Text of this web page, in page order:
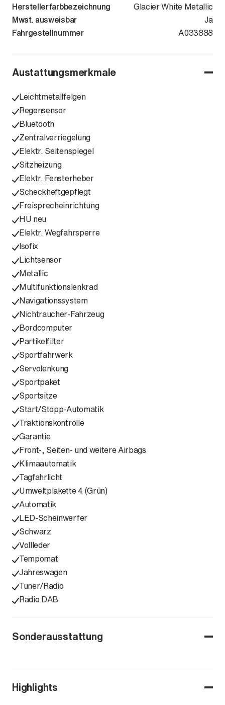
Herstellerfarbbezeichnung
Glacier White Metallic
Mwst. ausweisbar
Ja
Fahrgestellnummer
WAUZZZGA1SA033888
Austattungsmerkmale
Leichtmetallfelgen
Regensensor
Bluetooth
Zentralverriegelung
Elektr. Seitenspiegel
Sitzheizung
Elektr. Fensterheber
Scheckheftgepflegt
Freisprecheinrichtung
HU neu
Elektr. Wegfahrsperre
Isofix
Lichtsensor
Metallic
Multifunktionslenkrad
Navigationssystem
Nichtraucher-Fahrzeug
Bordcomputer
Partikelfilter
Sportfahrwerk
Servolenkung
Sportpaket
Sportsitze
Start/Stopp-Automatik
Traktionskontrolle
Garantie
Front-, Seiten- und weitere Airbags
Klimaautomatik
Tagfahrlicht
Umweltplakette 4 (Grün)
Automatik
LED-Scheinwerfer
Schwarz
Vollleder
Tempomat
Jahreswagen
Tuner/Radio
Radio DAB
Sonderausstattung
Highlights